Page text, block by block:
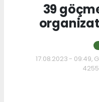
39
17.08.2023 - 09:49,